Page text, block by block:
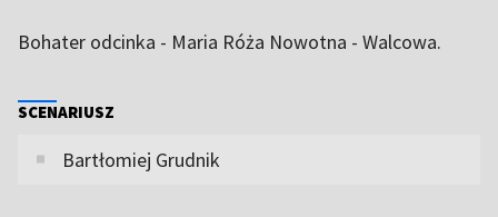
Bohater odcinka - Maria Róża Nowotna - Walcowa.
SCENARIUSZ
Bartłomiej Grudnik